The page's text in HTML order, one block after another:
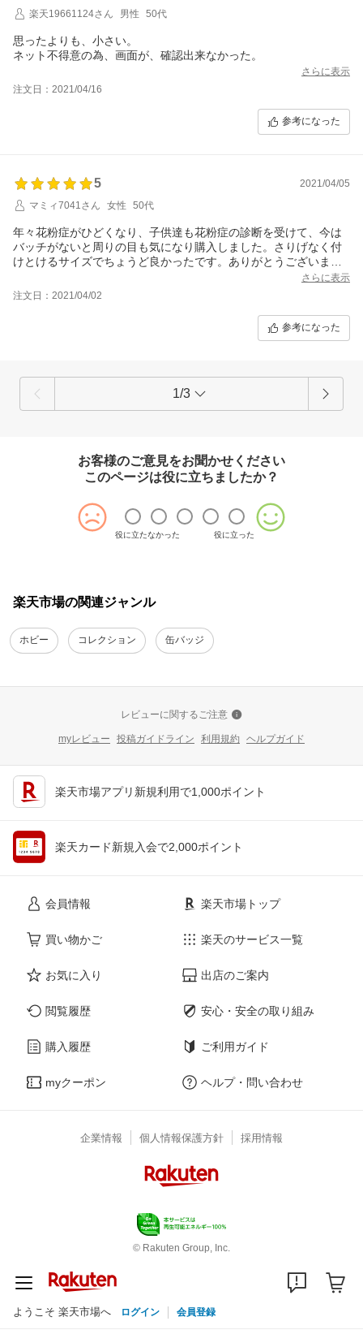
楽天19661124さん
男性 50代
思ったよりも、小さい。
ネット不得意の為、画面が、確認出来なかった。
さらに表示
注文日：2021/04/16
参考になった
5
2021/04/05
マミィ7041さん
女性 50代
年々花粉症がひどくなり、子供達も花粉症の診断を受けて、今は
バッチがないと周りの目も気になり購入しました。さりげなく付
けとけるサイズでちょうど良かったです。ありがとうございまし
さらに表示
注文日：2021/04/02
参考になった
1/3
お客様のご意見をお聞かせください
このページは役に立ちましたか？
役に立たなかった 役に立った
楽天市場の関連ジャンル
ホビー コレクション 缶バッジ
レビューに関するご注意
myレビュー 投稿ガイドライン 利用規約 ヘルプガイド
楽天市場アプリ新規利用で1,000ポイント
楽天カード新規入会で2,000ポイント
会員情報
買い物かご
お気に入り
閲覧履歴
購入履歴
myクーポン
楽天市場トップ
楽天のサービス一覧
出店のご案内
安心・安全の取り組み
ご利用ガイド
ヘルプ・問い合わせ
企業情報 個人情報保護方針 採用情報
© Rakuten Group, Inc.
ようこそ 楽天市場へ ログイン 会員登録